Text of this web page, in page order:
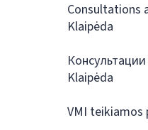
Consultations
Klaipėda
Klaipėda
VMI teikiamos